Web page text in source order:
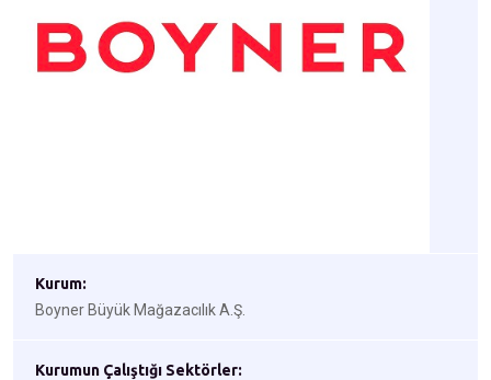
Kurum:
Boyner Büyük Mağazacılık A.Ş.
Kurumun Çalıştığı Sektörler: